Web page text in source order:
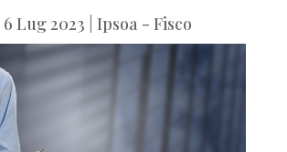
6 Lug 2023 Ipsoa - Fisco